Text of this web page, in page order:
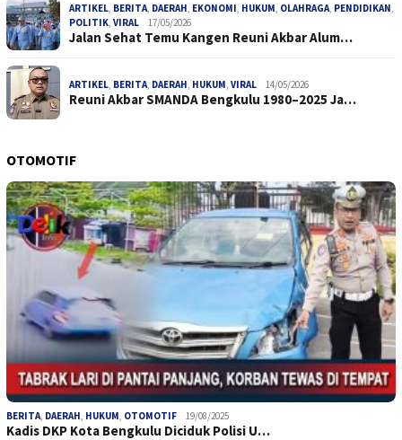
ARTIKEL, BERITA, DAERAH, EKONOMI, HUKUM, OLAHRAGA, PENDIDIKAN,
POLITIK, VIRAL 17/05/2026
Jalan Sehat Temu Kangen Reuni Akbar Alum…
ARTIKEL, BERITA, DAERAH, HUKUM, VIRAL 14/05/2026
Reuni Akbar SMANDA Bengkulu 1980–2025 Ja…
OTOMOTIF
BERITA DAERAH HUKUM OTOMOTIF 19/08/2025
Kadis DKP Kota Bengkulu Diciduk Polisi U…